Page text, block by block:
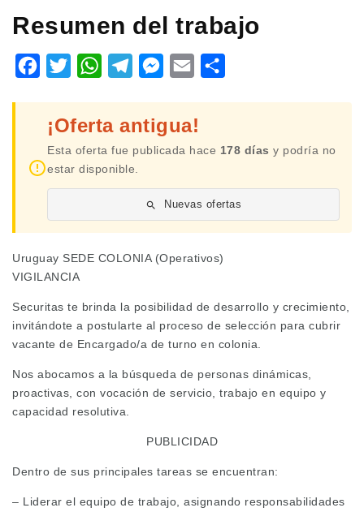
Resumen del trabajo
Facebook
TwitterWhatsAppTelegramMessenger
Email
¡Oferta antigua!
Esta oferta fue publicada hace 178 días y podría no
estar disponible.
Nuevas ofertas
Uruguay SEDE COLONIA (Operativos)
VIGILANCIA
Securitas te brinda la posibilidad de desarrollo y crecimiento,
invitándote a postularte al proceso de selección para cubrir
vacante de Encargado/a de turno en colonia.
Nos abocamos a la búsqueda de personas dinámicas,
proactivas, con vocación de servicio, trabajo en equipo y
capacidad resolutiva.
PUBLICIDAD
Dentro de sus principales tareas se encuentran:
– Liderar el equipo de trabajo, asignando responsabilidades